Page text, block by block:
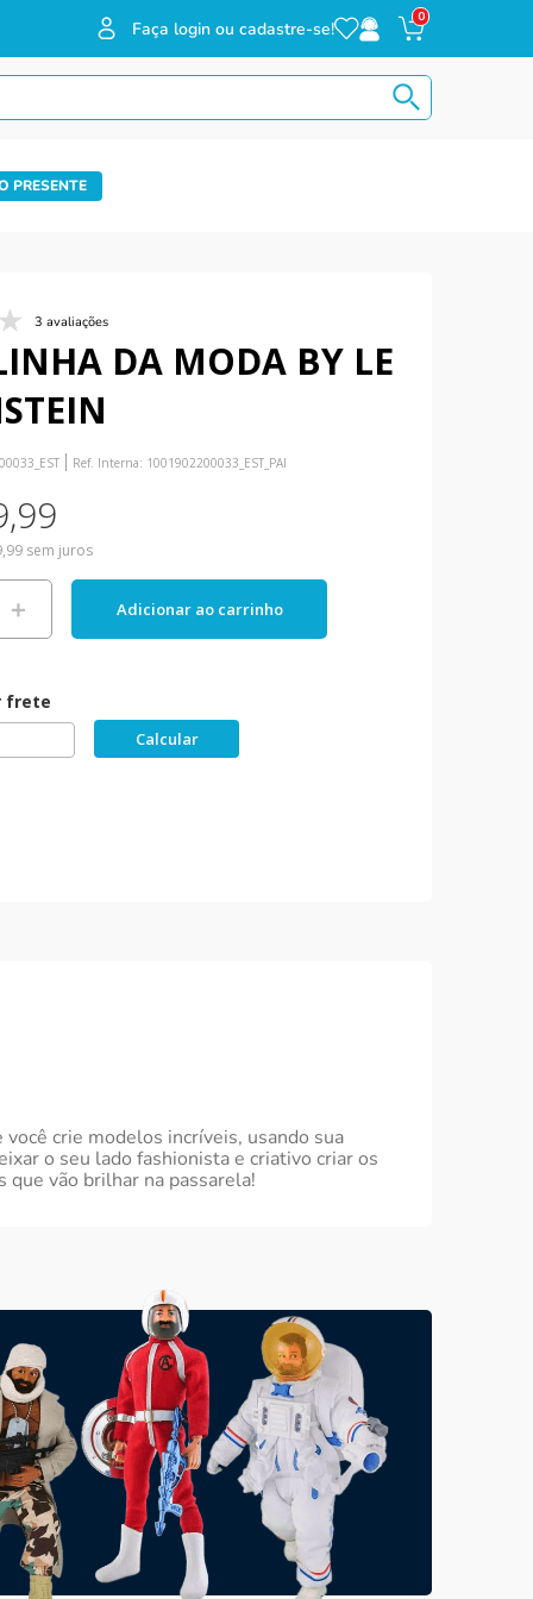
Faça login ou cadastre-se!
0
PRESENTE
3 avaliações
DA MODA BY LE
Ref. Interna: 1001902200033_EST_PAI
,99
,99 sem juros
＋ Adicionar ao carrinho
crie modelos incríveis, usando sua
o seu lado fashionista e criativo criar os
que vão brilhar na passarela!